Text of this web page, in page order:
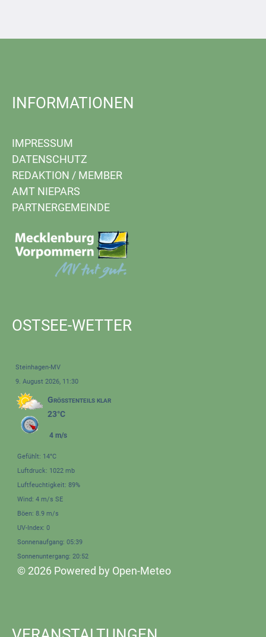
INFORMATIONEN
IMPRESSUM
DATENSCHUTZ
REDAKTION / MEMBER
AMT NIEPARS
PARTNERGEMEINDE
OSTSEE-WETTER
Steinhagen-MV
9. August 2026, 11:30
Größtenteils klar
23°C
4 m/s
Gefühlt: 14°C
Luftdruck: 1022 mb
Luftfeuchtigkeit: 89%
Wind: 4 m/s SE
Böen: 8.9 m/s
UV-Index: 0
Sonnenaufgang: 05:39
Sonnenuntergang: 20:52
© 2026 Powered by Open-Meteo